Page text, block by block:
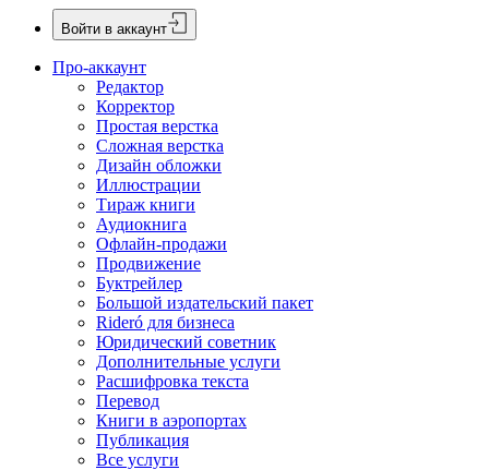
Войти в аккаунт
Про-аккаунт
Редактор
Корректор
Простая верстка
Сложная верстка
Дизайн обложки
Иллюстрации
Тираж книги
Аудиокнига
Офлайн-продажи
Продвижение
Буктрейлер
Большой издательский пакет
Rideró для бизнеса
Юридический советник
Дополнительные услуги
Расшифровка текста
Перевод
Книги в аэропортах
Публикация
Все услуги